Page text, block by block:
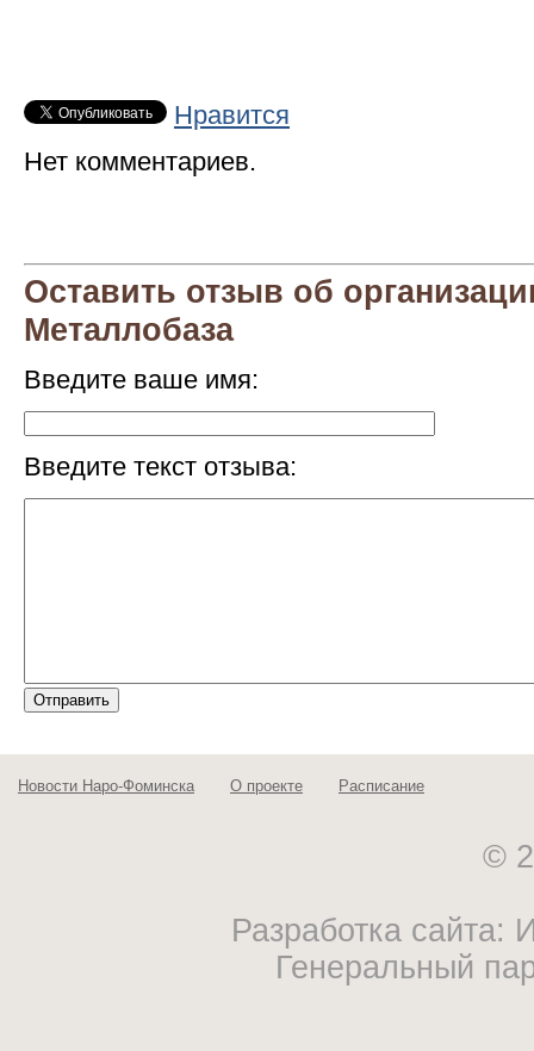
Нравится
Нет комментариев.
Оставить отзыв об
Металлобаза
Введите ваше имя:
Введите текст отзыва:
Новости Наро-Фоминска О проекте Расписание
©
Разработка
Генеральный